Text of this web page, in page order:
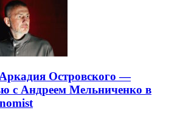
Островского —
с Андреем Мельниченко в